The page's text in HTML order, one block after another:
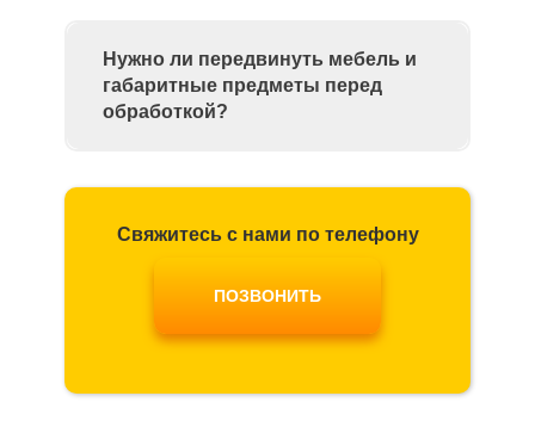
Нужно ли передвинуть мебель и
габаритные предметы перед
обработкой?
Свяжитесь с нами по телефону
ПОЗВОНИТЬ